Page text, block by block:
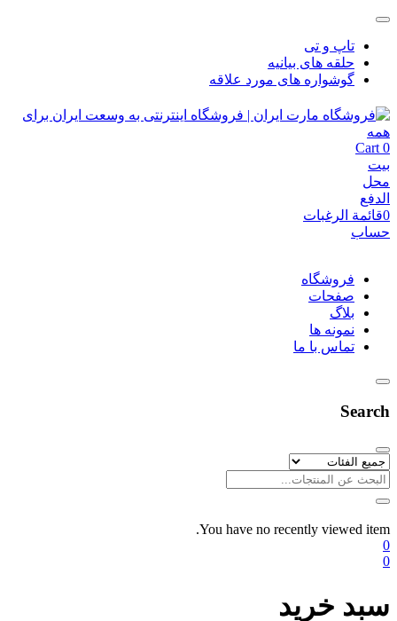
تاپ و تی
حلقه های بیانیه
گوشواره های مورد علاقه
0
Cart
بيت
محل
الدفع
0قائمة الرغبات
حساب
فروشگاه
صفحات
بلاگ
نمونه ها
تماس با ما
Search
You have no recently viewed item.
0
0
سبد خرید